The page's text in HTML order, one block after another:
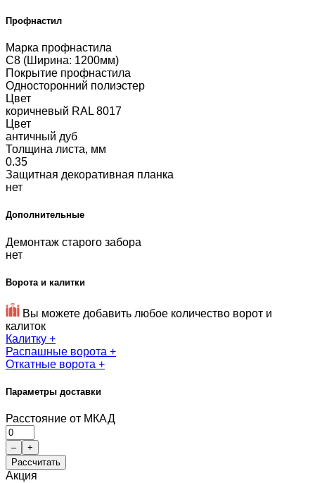
Профнастил
Марка профнастила
С8 (Ширина: 1200мм)
Покрытие профнастила
Односторонний полиэстер
Цвет
коричневый RAL 8017
Цвет
античный дуб
Толщина листа, мм
0.35
Защитная декоративная планка
нет
Дополнительные
Демонтаж старого забора
нет
Ворота и калитки
Вы можете добавить любое количество ворот и
калиток
Калитку +
Распашные ворота +
Откатные ворота +
Параметры доставки
Расстояние от МКАД
–
+
Рассчитать
Акция